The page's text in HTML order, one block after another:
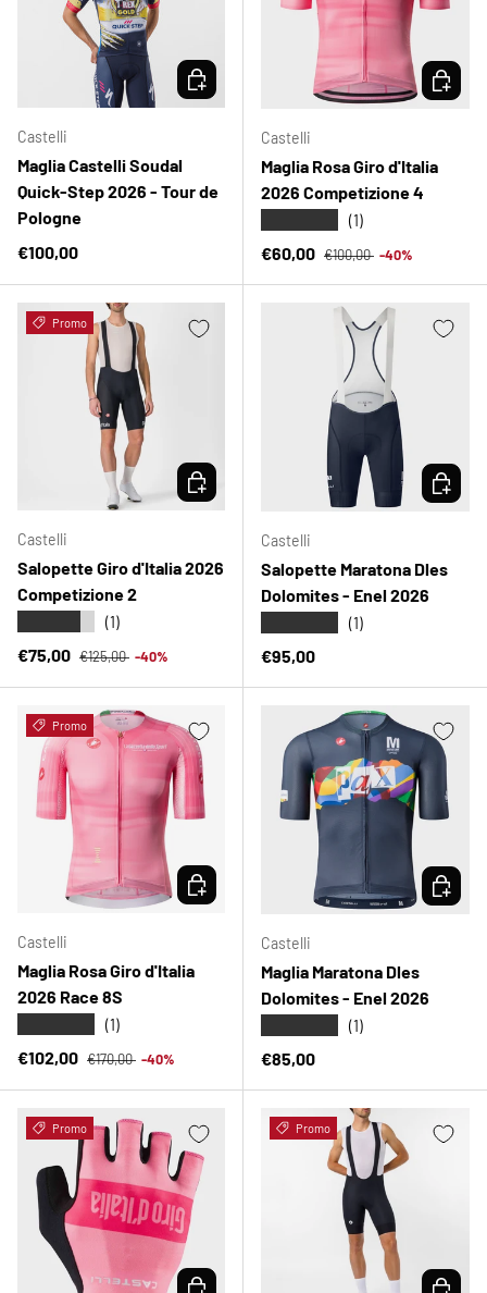
Castelli
Maglia Castelli Soudal
Quick-Step 2026 - Tour de
Pologne
Prezzo normale
€100,00
SCEGLI OPZIONI
Castelli
Maglia Rosa Giro d'Italia
2026 Competizione 4
(1)
Prezzo di vendita
€60,00 Prezzo normale
€100,00 -40%
SCEGLI
Promo
Castelli
Salopette Giro d'Italia 2026
Competizione 2
(1)
Prezzo di vendita
€75,00 Prezzo normale
€125,00 -40%
SCEGLI OPZIONI
Castelli
Salopette Maratona Dles
Dolomites - Enel 2026
(1)
Prezzo normale
€95,00
SCEGLI
Promo
Castelli
Maglia Rosa Giro d'Italia
2026 Race 8S
(1)
Prezzo di vendita
€102,00 Prezzo normale
€170,00 -40%
SCEGLI OPZIONI
Castelli
Maglia Maratona Dles
Dolomites - Enel 2026
(1)
Prezzo normale
€85,00
SCEGLI
Promo
SCEGLI OPZIONI
Promo
SCEGLI